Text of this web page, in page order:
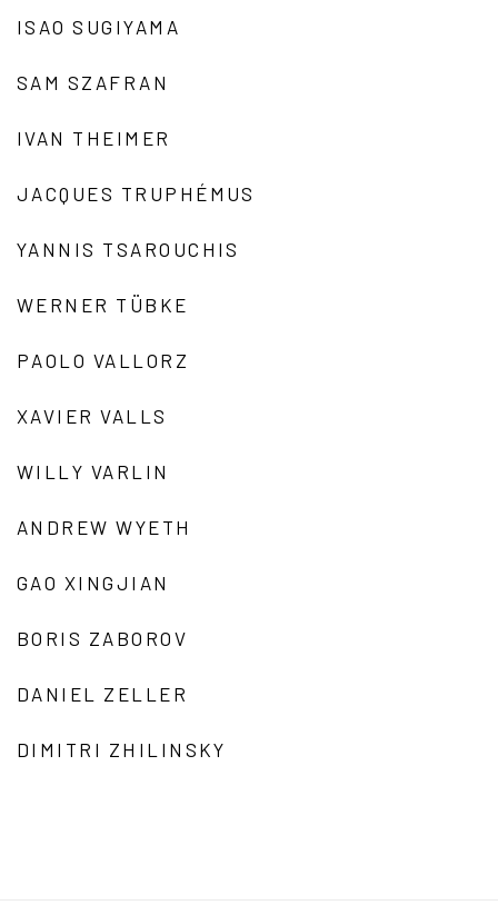
ISAO SUGIYAMA
SAM SZAFRAN
IVAN THEIMER
JACQUES TRUPHÉMUS
YANNIS TSAROUCHIS
WERNER TÜBKE
PAOLO VALLORZ
XAVIER VALLS
WILLY VARLIN
ANDREW WYETH
GAO XINGJIAN
BORIS ZABOROV
DANIEL ZELLER
DIMITRI ZHILINSKY